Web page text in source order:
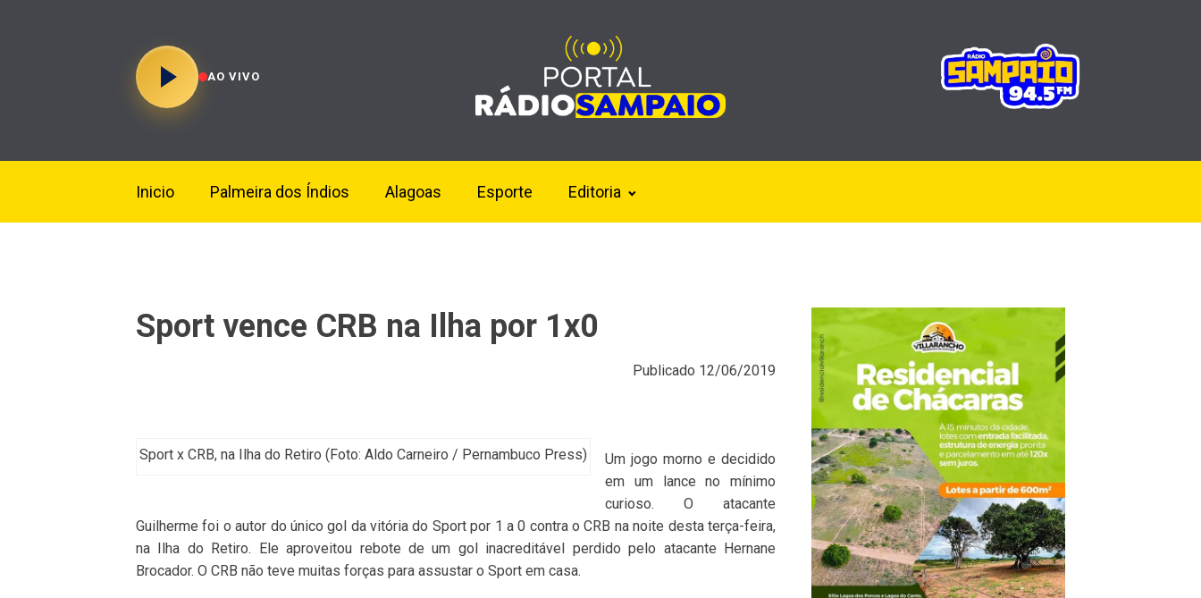
AO VIVO
Inicio Palmeira dos Índios Alagoas Esporte Editoria
Sport vence CRB na Ilha por 1x0
Publicado 12/06/2019
Sport x CRB, na Ilha do Retiro (Foto: Aldo Carneiro / Pernambuco Press)
Um jogo morno e decidido
em um lance no mínimo
curioso. O atacante
Guilherme foi o autor do único gol da vitória do Sport por 1 a 0 contra o CRB na noite desta terça-feira,
na Ilha do Retiro. Ele aproveitou rebote de um gol inacreditável perdido pelo atacante Hernane
Brocador. O CRB não teve muitas forças para assustar o Sport em casa.